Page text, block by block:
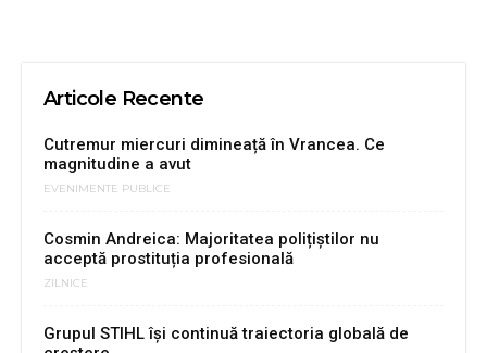
Articole Recente
Cutremur miercuri dimineață în Vrancea. Ce
magnitudine a avut
EVENIMENTE PUBLICE
Cosmin Andreica: Majoritatea polițiștilor nu
acceptă prostituția profesională
ZILNICE
Grupul STIHL își continuă traiectoria globală de